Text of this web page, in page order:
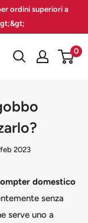
ordini superiori a
0
2023
domestico
senza
serve uno a